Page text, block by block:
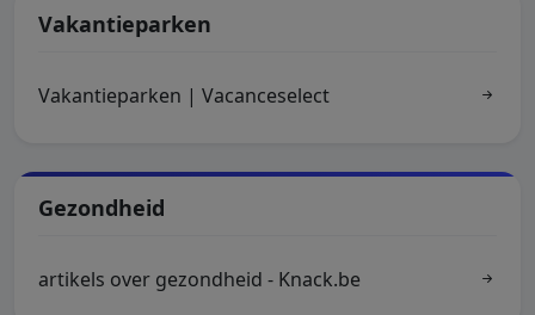
Vakantieparken
Vakantieparken | Vacanceselect
Gezondheid
artikels over gezondheid - Knack.be